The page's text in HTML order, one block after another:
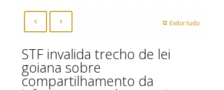
Exibir tudo
STF invalida trecho de lei
goiana sobre
compartilhamento da